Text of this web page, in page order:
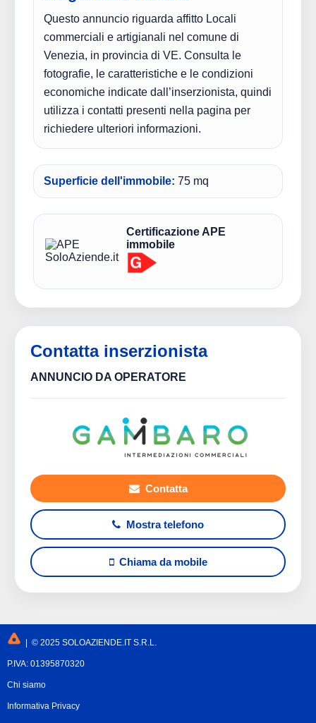
Questo annuncio riguarda affitto Locali
commerciali e artigianali nel comune di
Venezia, in provincia di VE. Consulta le
fotografie, le caratteristiche e le condizioni
economiche indicate dall’inserzionista, quindi
utilizza i contatti presenti nella pagina per
richiedere ulteriori informazioni.
Superficie dell'immobile: 75 mq
Certificazione APE
immobile
Contatta inserzionista
ANNUNCIO DA OPERATORE
Contatta
Mostra telefono
Chiama da mobile
| © 2025 SOLOAZIENDE.IT S.R.L.
P.IVA: 01395870320
Chi siamo
Informativa Privacy